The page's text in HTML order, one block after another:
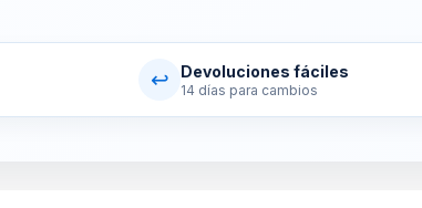
↩ Devoluciones fáciles
14 días para cambios